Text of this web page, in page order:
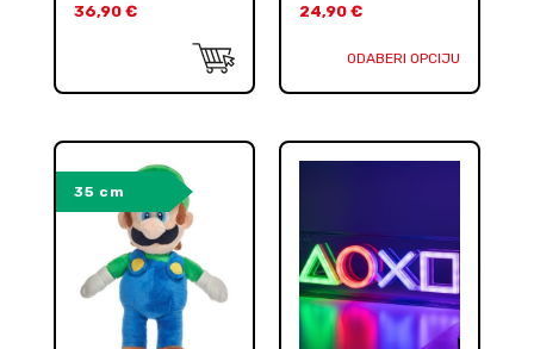
36,90 € 24,90 €
ODABERI OPCIJU
35 cm